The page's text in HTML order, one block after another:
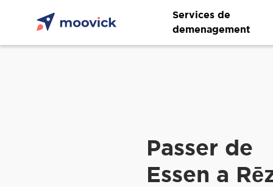
Services de
demenagement
Passer de
Essen a